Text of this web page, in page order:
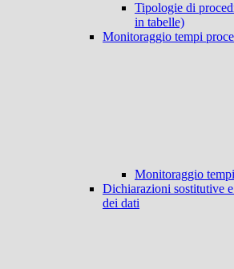
Tipologie di
in tabelle)
Monitoraggio tempi
Monitoraggio
Dichiarazioni sostitutive
dei dati